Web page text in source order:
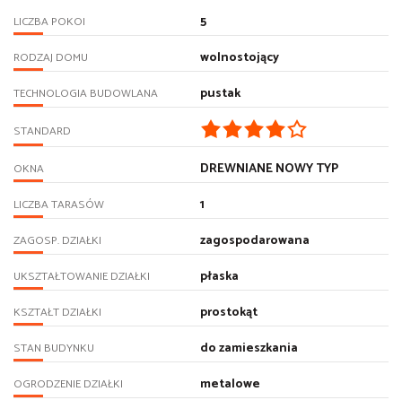
LICZBA POKOI 5
RODZAJ DOMU wolnostojący
TECHNOLOGIA BUDOWLANA pustak
STANDARD
OKNA DREWNIANE NOWY TYP
LICZBA TARASÓW 1
ZAGOSP. DZIAŁKI zagospodarowana
UKSZTAŁTOWANIE DZIAŁKI płaska
KSZTAŁT DZIAŁKI prostokąt
STAN BUDYNKU do zamieszkania
OGRODZENIE DZIAŁKI metalowe